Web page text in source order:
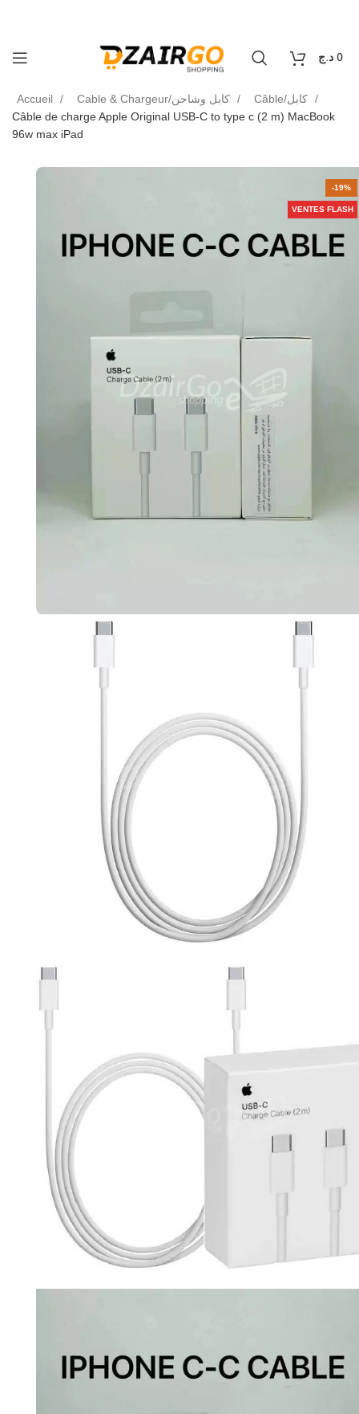
0 0 د.ج
Accueil
Câble de charge Apple Original USB‑C to type c (2 m) MacBook
96w max iPad
-19%
VENTES FLASH